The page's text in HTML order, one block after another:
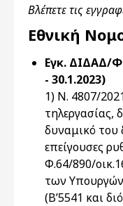
Βλέπετε τις
Εθνική
Εγκ. ΔΙΔΑΔ/
- 30.1.2023)
1) Ν. 4807/
τηλεργασίας,
δυναμικό του
επείγουσες
Φ.64/890/
των Υπουργών
(Β’5541 και